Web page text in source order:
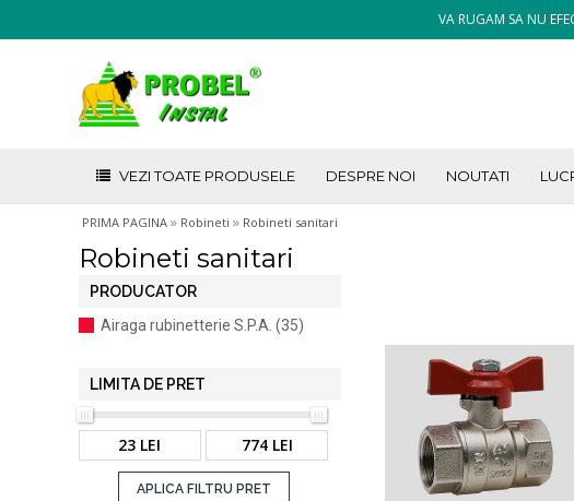
VA RUGAM SA NU
VEZI TOATE PRODUSELE DESPRE NOI NOUTATI
PRIMA PAGINA » Robineti » Robineti sanitari
Robineti sanitari
PRODUCATOR
Airaga rubinetterie S.P.A. (35)
LIMITA DE PRET
23 LEI 774 LEI
APLICA FILTRU PRET